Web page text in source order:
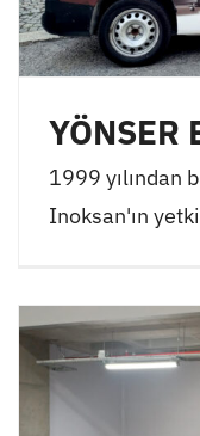
YÖNSER
1999 yılından
Inoksan'ın